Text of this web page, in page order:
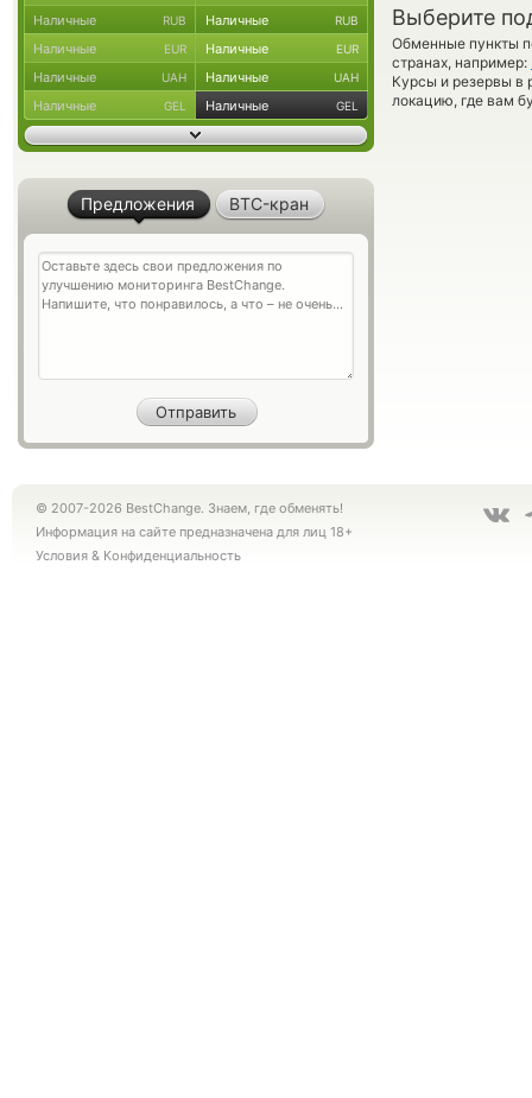
Выберите
Обменные пункты
странах, например:
Курсы и резервы в
локацию, где вам
Наличные RUB Наличные RUB
Наличные EUR Наличные EUR
Наличные UAH Наличные UAH
Наличные GEL Наличные GEL
Предложения BTC-кран
© 2007-2026 BestChange. Знаем, где обменять!
Информация на сайте предназначена для лиц 18+
Условия & Конфиденциальность